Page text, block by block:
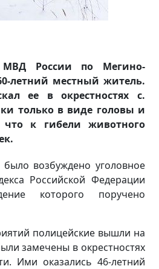
России по Мегино-
летний местный житель.
ее в окрестностях с.
только в виде головы и
к гибели животного
возбуждено уголовное
Российской Федерации
которого поручено
полицейские вышли на
замечены в окрестностях
Ими оказались 46-летний